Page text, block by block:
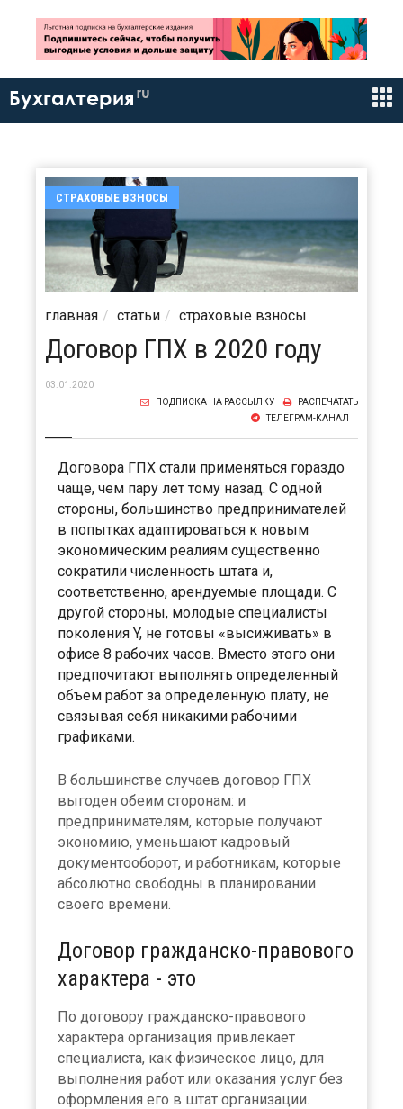
Бухгалтерия ru
СТРАХОВЫЕ ВЗНОСЫ
главная статьи страховые взносы
Договор ГПХ в 2020 году
03.01.2020
РАСПЕЧАТАТЬ
ПОДПИСКА НА РАССЫЛКУ
ТЕЛЕГРАМ-КАНАЛ
Договора ГПХ стали применяться гораздо
чаще, чем пару лет тому назад. С одной
стороны, большинство предпринимателей
в попытках адаптироваться к новым
экономическим реалиям существенно
сократили численность штата и,
соответственно, арендуемые площади. С
другой стороны, молодые специалисты
поколения Y, не готовы «высиживать» в
офисе 8 рабочих часов. Вместо этого они
предпочитают выполнять определенный
объем работ за определенную плату, не
связывая себя никакими рабочими
графиками.
В большинстве случаев договор ГПХ
выгоден обеим сторонам: и
предпринимателям, которые получают
экономию, уменьшают кадровый
документооборот, и работникам, которые
абсолютно свободны в планировании
своего времени.
Договор гражданско-правового
характера - это
По договору гражданско-правового
характера организация привлекает
специалиста, как физическое лицо, для
выполнения работ или оказания услуг без
оформления его в штат организации.